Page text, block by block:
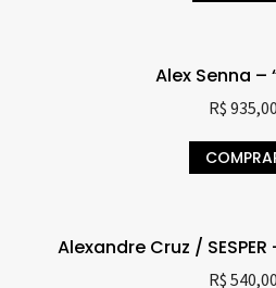
Alex Senna –
R$ 935,00
Alexandre Cruz /
R$ 540,00